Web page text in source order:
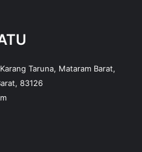
Taruna, Mataram Barat,
83126